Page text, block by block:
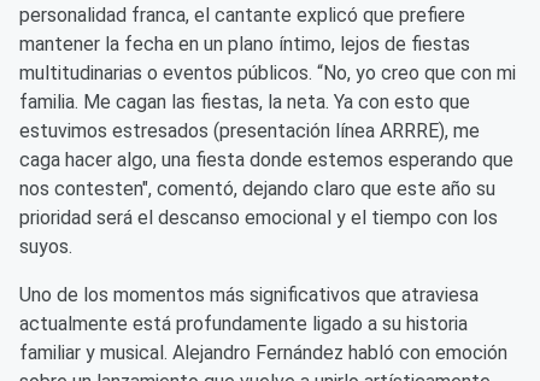
personalidad franca, el cantante explicó que prefiere
mantener la fecha en un plano íntimo, lejos de fiestas
multitudinarias o eventos públicos. “No, yo creo que con mi
familia. Me cagan las fiestas, la neta. Ya con esto que
estuvimos estresados (presentación línea ARRRE), me
caga hacer algo, una fiesta donde estemos esperando que
nos contesten", comentó, dejando claro que este año su
prioridad será el descanso emocional y el tiempo con los
suyos.
Uno de los momentos más significativos que atraviesa
actualmente está profundamente ligado a su historia
familiar y musical. Alejandro Fernández habló con emoción